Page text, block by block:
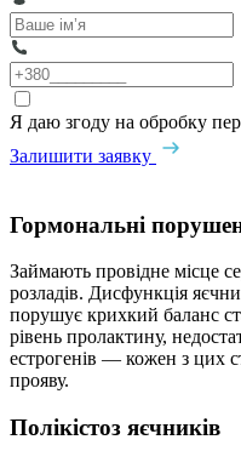
Я даю згоду на обробку
Залишити заявку
Гормональні
Займають провідне місце
розладів. Дисфункція
порушує крихкий баланс
рівень пролактину,
естрогенів — кожен з цих
прояву.
Полікістоз яєчників